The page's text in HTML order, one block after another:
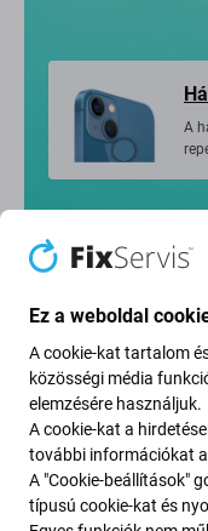
A
Ez a weboldal
A cookie-kat tartalom
közösségi média
elemzésére használjuk.
A cookie-kat a
további információkat a
A "Cookie-beállítások"
típusú cookie-kat és